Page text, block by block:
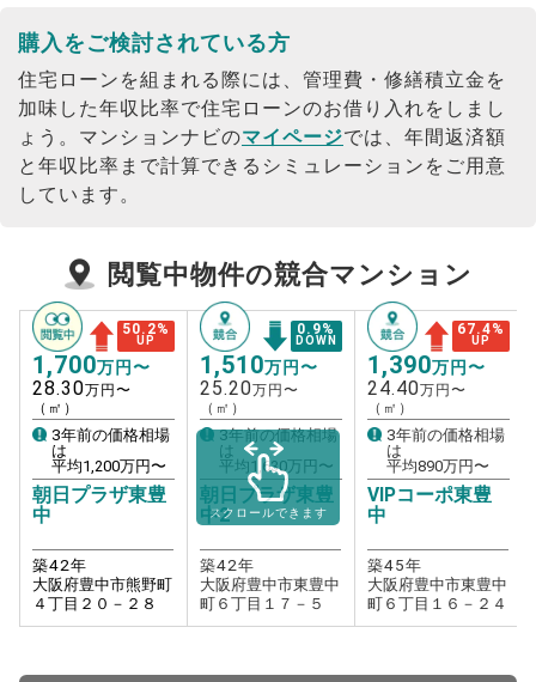
購入をご検討されている方
住宅ローンを組まれる際には、管理費・修繕積立金を
加味した年収比率で住宅ローンのお借り入れをしまし
ょう。 マンションナビのマイページでは、年間返済額
と年収比率まで計算できるシミュレーションをご用意
しています。
閲覧中物件の競合マンション
50.2%
UP
1,700万円〜
28.30万円〜
（㎡）
3年前の価格相場
は
平均1,200万円〜
朝日プラザ東豊
中
築42年
大阪府豊中市熊野町
４丁目２０－２８
0.9%
DOWN
1,510万円〜
25.20万円〜
（㎡）
3年前の価格相場
は
平均1,630万円〜
朝日プラザ東豊
中2
築42年
大阪府豊中市東豊中
町６丁目１７－５
67.4%
UP
1,390万円〜
24.40万円〜
（㎡）
3年前の価格相場
は
平均890万円〜
VIPコーポ東豊
中
築45年
大阪府豊中市東豊中
町６丁目１６－２４
スクロールできます